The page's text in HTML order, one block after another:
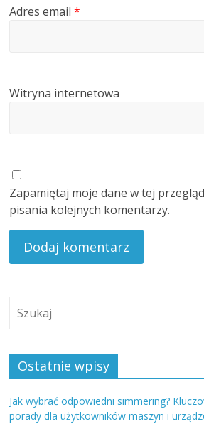
Adres email*
Witryna internetowa
Zapamiętaj moje dane w tej
pisania kolejnych komentarzy.
Ostatnie wpisy
Jak wybrać odpowiedni simmering?
porady dla użytkowników maszyn i